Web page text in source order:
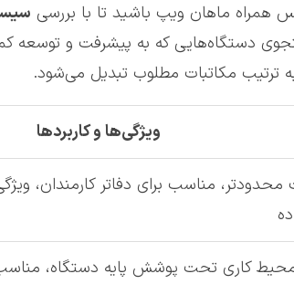
همراه ماهان ویپ باشید تا با بررسی
دستگاه‌هایی که به پیشرفت و توسعه
ترتیب مکاتبات مطلوب تبدیل می‌شود.
ویژگی‌ها و کاربردها
مناسب برای دفاتر کارمندان،
کاری تحت پوشش پایه دستگاه، مناسب